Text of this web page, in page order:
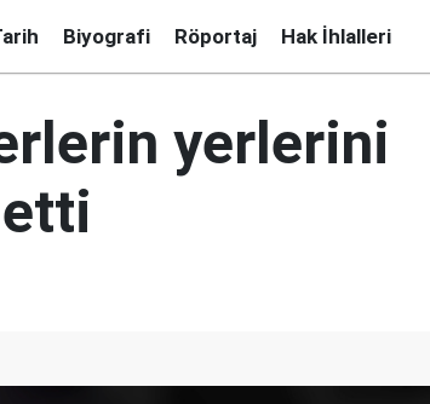
Biyografi Röportaj Hak İhlalleri
yerlerini